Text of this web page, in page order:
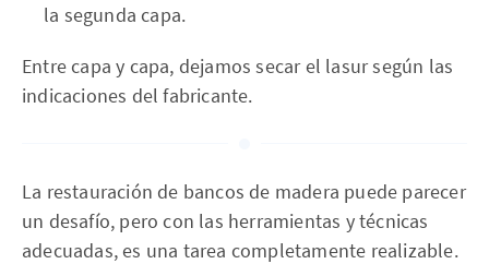
la segunda capa.
Entre capa y capa, dejamos secar el lasur según las
indicaciones del fabricante.
La restauración de bancos de madera puede parecer
un desafío, pero con las herramientas y técnicas
adecuadas, es una tarea completamente realizable.